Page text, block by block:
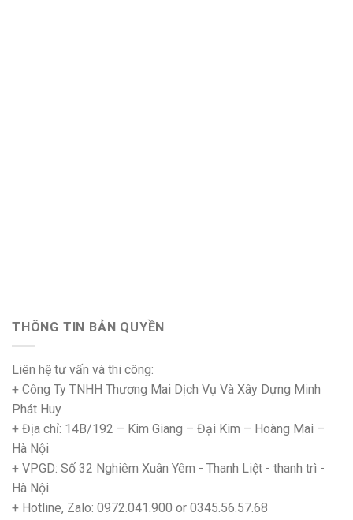
THÔNG TIN BẢN QUYỀN
Liên hệ tư vấn và thi công:
+ Công Ty TNHH Thương Mai Dịch Vụ Và Xây Dựng Minh
Phát Huy
+ Địa chỉ: 14B/192 – Kim Giang – Đại Kim – Hoàng Mai –
Hà Nội
+ VPGD: Số 32 Nghiêm Xuân Yêm - Thanh Liệt - thanh trì -
Hà Nội
+ Hotline, Zalo: 0972.041.900 or 0345.56.57.68